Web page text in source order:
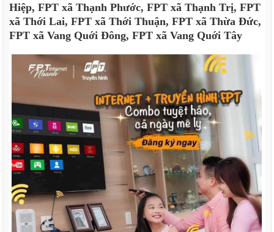
Hiệp, FPT xã Thạnh Phước, FPT xã Thạnh Trị, FPT
xã Thới Lai, FPT xã Thới Thuận, FPT xã Thừa Đức,
FPT xã Vang Quới Đông, FPT xã Vang Quới Tây